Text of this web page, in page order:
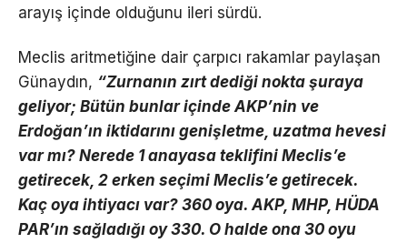
arayış içinde olduğunu ileri sürdü.
Meclis aritmetiğine dair çarpıcı rakamlar paylaşan
Günaydın, “Zurnanın zırt dediği nokta şuraya
geliyor; Bütün bunlar içinde AKP’nin ve
Erdoğan’ın iktidarını genişletme, uzatma hevesi
var mı? Nerede 1 anayasa teklifini Meclis’e
getirecek, 2 erken seçimi Meclis’e getirecek.
Kaç oya ihtiyacı var? 360 oya. AKP, MHP, HÜDA
PAR’ın sağladığı oy 330. O halde ona 30 oyu